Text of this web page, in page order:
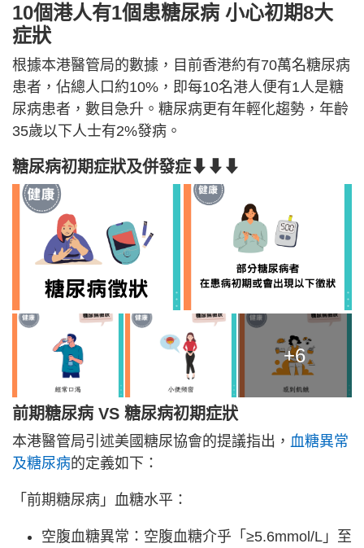
10個港人有1個患糖尿病 小心初期8大
症狀
根據本港醫管局的數據，目前香港約有70萬名糖尿病
患者，佔總人口約10%，即每10名港人便有1人是糖
尿病患者，數目急升。糖尿病更有年輕化趨勢，年齡
35歲以下人士有2%發病。
糖尿病初期症狀及併發症⬇⬇⬇
+6
前期糖尿病 VS 糖尿病初期症狀
本港醫管局引述美國糖尿協會的提議指出， 血糖異常
及糖尿病的定義如下：
「前期糖尿病」血糖水平：
空腹血糖異常：空腹血糖介乎「≥5.6mmol/L」至